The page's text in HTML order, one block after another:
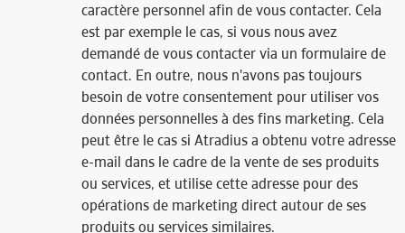
caractère personnel afin de vous contacter. Cela
est par exemple le cas, si vous nous avez
demandé de vous contacter via un formulaire de
contact. En outre, nous n'avons pas toujours
besoin de votre consentement pour utiliser vos
données personnelles à des fins marketing. Cela
peut être le cas si Atradius a obtenu votre adresse
e-mail dans le cadre de la vente de ses produits
ou services, et utilise cette adresse pour des
opérations de marketing direct autour de ses
produits ou services similaires.